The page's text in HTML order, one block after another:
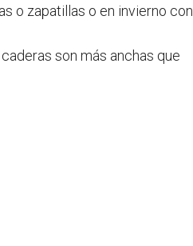
o zapatillas o en invierno con
son más anchas que